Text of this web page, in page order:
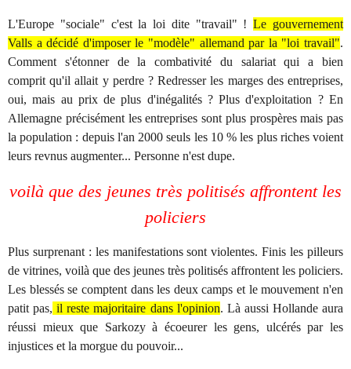
L'Europe "sociale" c'est la loi dite "travail" !Le gouvernement
Valls a décidé d'imposer le "modèle" allemand par la "loi travail".
Comment s'étonner de la combativité du salariat qui a bien
comprit qu'il allait y perdre ? Redresser les marges des entreprises,
oui, mais au prix de plus d'inégalités ? Plus d'exploitation ? En
Allemagne précisément les entreprises sont plus prospères mais pas
la population : depuis l'an 2000 seuls les 10 % les plus riches voient
leurs revnus augmenter... Personne n'est dupe.
voilà que des jeunes très politisés affrontent les
policiers
Plus surprenant : les manifestations sont violentes. Finis les pilleurs
de vitrines, voilà que des jeunes très politisés affrontent les policiers.
Les blessés se comptent dans les deux camps et le mouvement n'en
patit pas, il reste majoritaire dans l'opinion. Là aussi Hollande aura
réussi mieux que Sarkozy à écoeurer les gens, ulcérés par les
injustices et la morgue du pouvoir...